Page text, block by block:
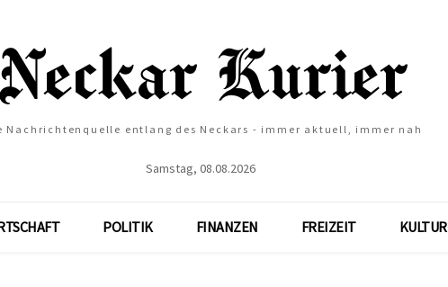
Nachrichtenquelle entlang des Neckars - immer aktuell, immer nah
Samstag, 08.08.2026
POLITIK FINANZEN FREIZEIT KULTUR